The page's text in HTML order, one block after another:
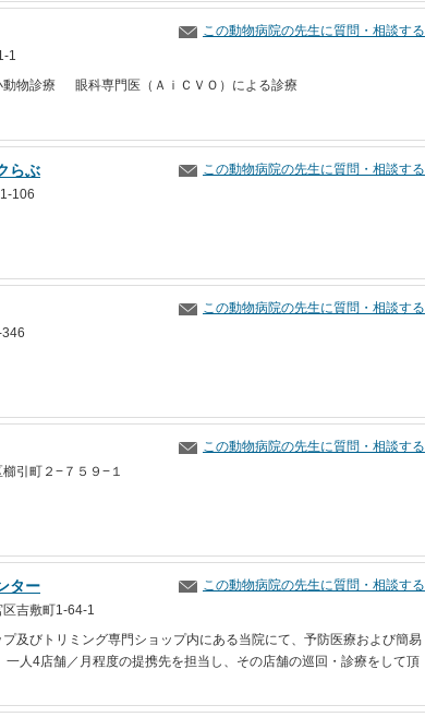
この動物病院の先生に質問・相談する
1
動物診療 眼科専門医（ＡｉＣＶＯ）による診療
この動物病院の先生に質問・相談する
らぶ
106
この動物病院の先生に質問・相談する
この動物病院の先生に質問・相談する
引町２−７５９−１
この動物病院の先生に質問・相談する
ター
吉敷町1-64-1
及びトリミング専門ショップ内にある当院にて、予防医療および簡易
一人4店舗／月程度の提携先を担当し、その店舗の巡回・診療をして頂